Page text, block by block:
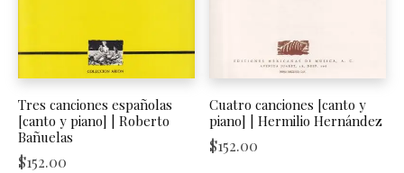
Tres canciones españolas
[canto y piano] | Roberto
Bañuelas
$152.00
Cuatro canciones [canto y
piano] | Hermilio Hernández
$152.00